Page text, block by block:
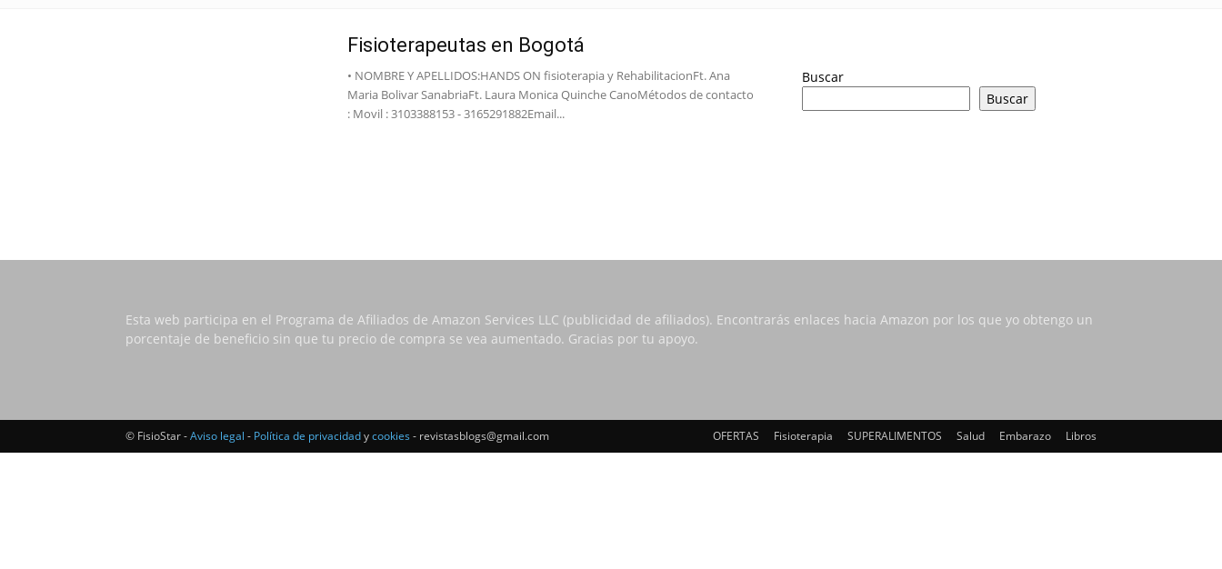
Fisioterapeutas en Bogotá
• NOMBRE Y APELLIDOS:HANDS ON fisioterapia y RehabilitacionFt. Ana
Maria Bolivar SanabriaFt. Laura Monica Quinche CanoMétodos de contacto
: Movil : 3103388153 - 3165291882Email...
Buscar
Buscar
Esta web participa en el Programa de Afiliados de Amazon Services LLC (publicidad de afiliados). Encontrarás enlaces hacia Amazon por los que yo obtengo un
porcentaje de beneficio sin que tu precio de compra se vea aumentado. Gracias por tu apoyo.
OFERTAS Fisioterapia SUPERALIMENTOS Salud Embarazo Libros
© FisioStar -Aviso legal - Política de privacidadycookies - revistasblogs@gmail.com